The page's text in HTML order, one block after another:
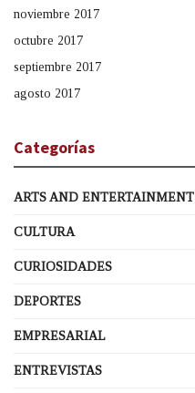
noviembre 2017
octubre 2017
septiembre 2017
agosto 2017
Categorías
ARTS AND ENTERTAINMENT
CULTURA
CURIOSIDADES
DEPORTES
EMPRESARIAL
ENTREVISTAS